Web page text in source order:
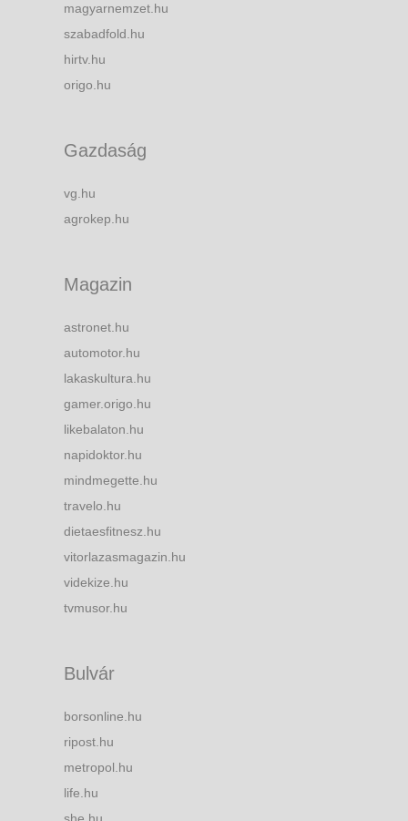
magyarnemzet.hu
szabadfold.hu
hirtv.hu
origo.hu
Gazdaság
vg.hu
agrokep.hu
Magazin
astronet.hu
automotor.hu
lakaskultura.hu
gamer.origo.hu
likebalaton.hu
napidoktor.hu
mindmegette.hu
travelo.hu
dietaesfitnesz.hu
vitorlazasmagazin.hu
videkize.hu
tvmusor.hu
Bulvár
borsonline.hu
ripost.hu
metropol.hu
life.hu